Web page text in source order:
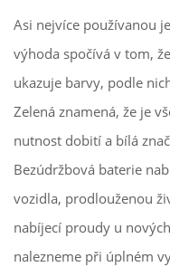
Asi nejvíce používanou
výhoda spočívá v tom,
ukazuje barvy, podle
Zelená znamená, že je
nutnost dobití a bílá
Bezúdržbová baterie
vozidla, prodlouženou
nabíjecí proudy u
nalezneme při úplném